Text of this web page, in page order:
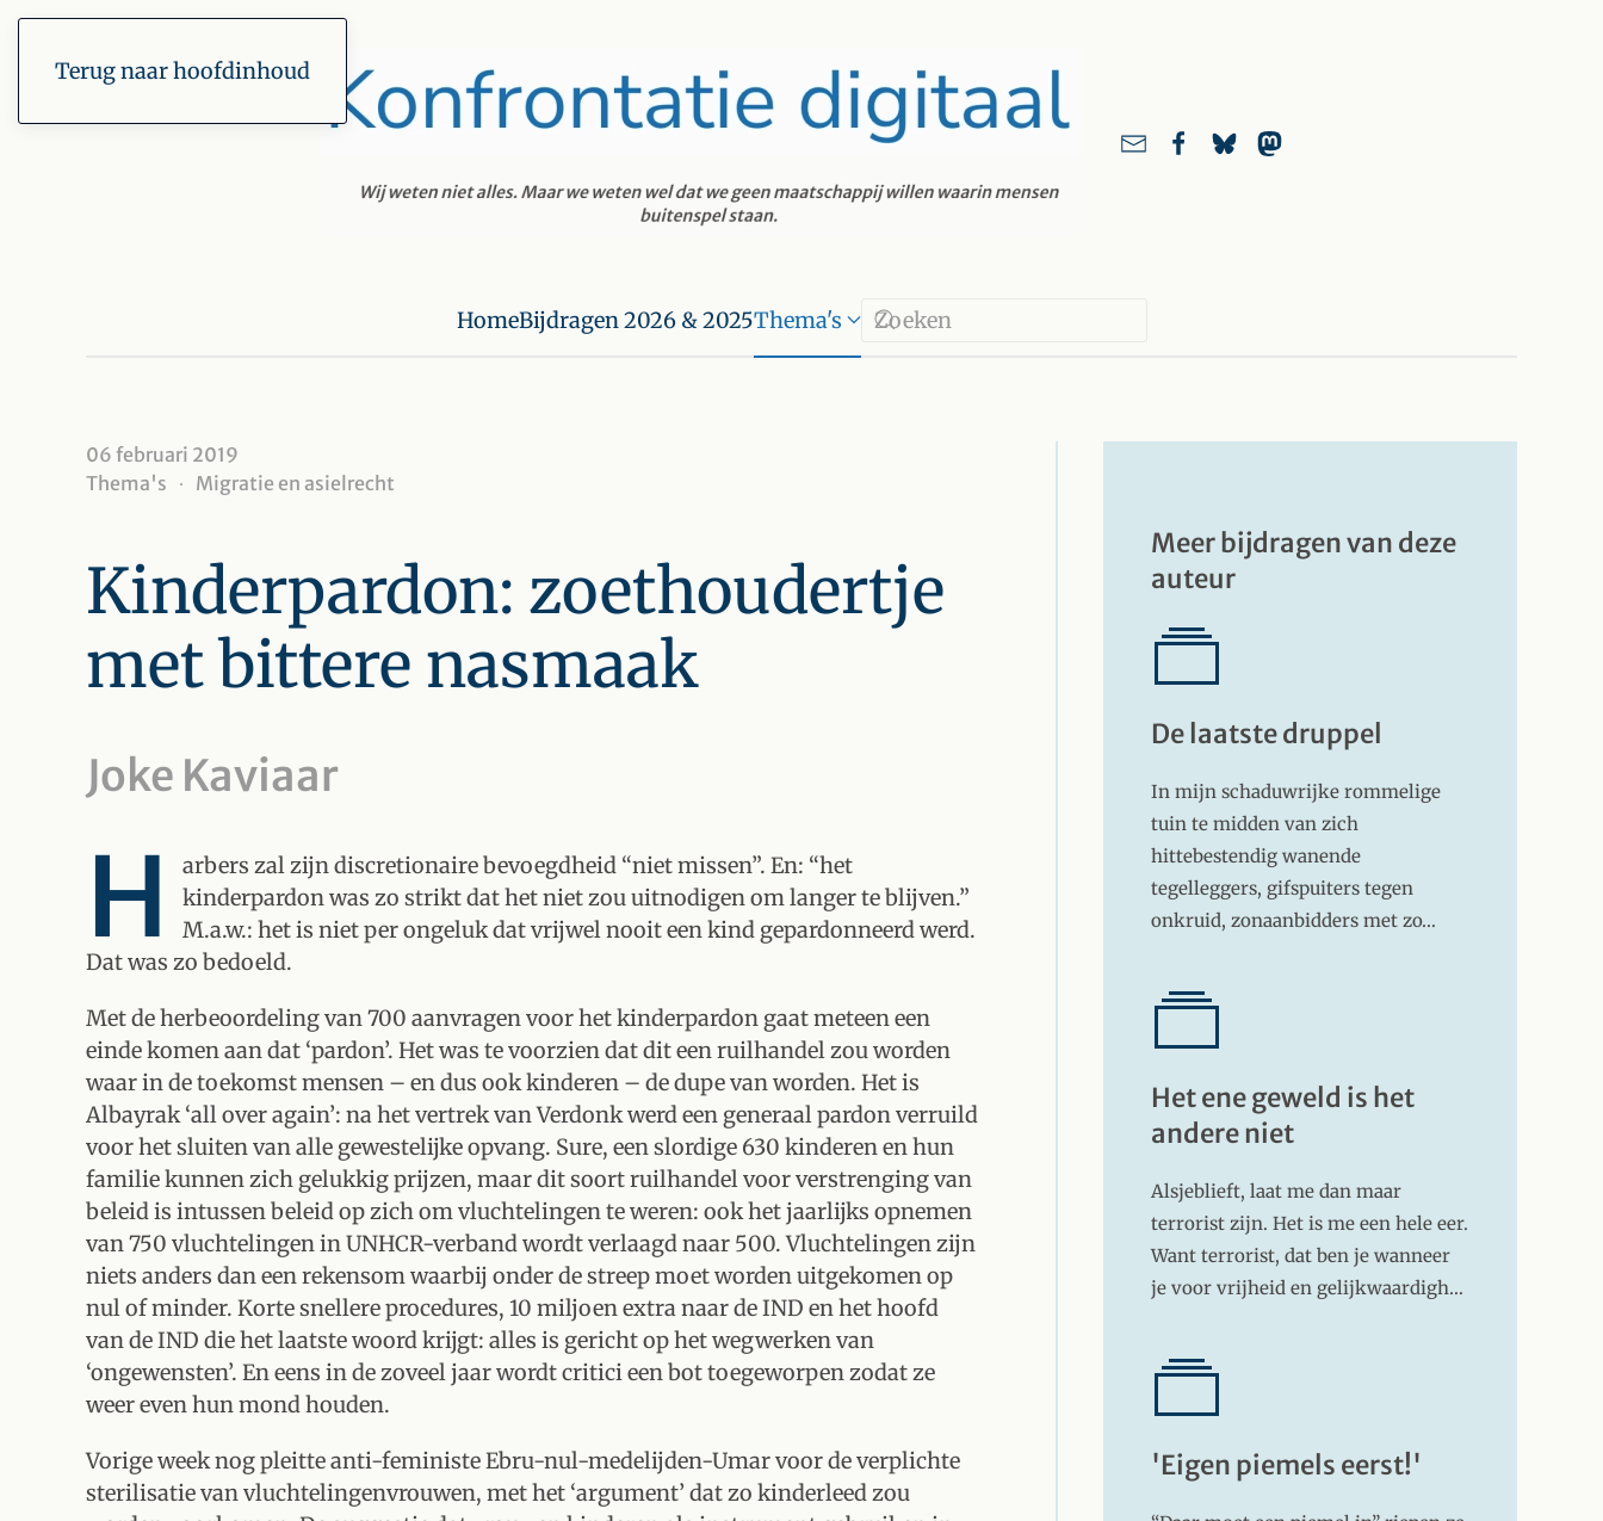
Terug naar hoofdinhoud
HomeBijdragen 2026 & 2025Thema's
06 februari 2019
Thema's
Migratie en asielrecht
Kinderpardon: zoethoudertje
met bittere nasmaak
Joke Kaviaar
H
arbers zal zijn discretionaire bevoegdheid “niet missen”. En: “het
kinderpardon was zo strikt dat het niet zou uitnodigen om langer te blijven.”
M.a.w.: het is niet per ongeluk dat vrijwel nooit een kind gepardonneerd werd.
Dat was zo bedoeld.
Met de herbeoordeling van 700 aanvragen voor het kinderpardon gaat meteen een
einde komen aan dat ‘pardon’. Het was te voorzien dat dit een ruilhandel zou worden
waar in de toekomst mensen – en dus ook kinderen – de dupe van worden. Het is
Albayrak ‘all over again’: na het vertrek van Verdonk werd een generaal pardon verruild
voor het sluiten van alle gewestelijke opvang. Sure, een slordige 630 kinderen en hun
familie kunnen zich gelukkig prijzen, maar dit soort ruilhandel voor verstrenging van
beleid is intussen beleid op zich om vluchtelingen te weren: ook het jaarlijks opnemen
van 750 vluchtelingen in UNHCR-verband wordt verlaagd naar 500. Vluchtelingen zijn
niets anders dan een rekensom waarbij onder de streep moet worden uitgekomen op
nul of minder. Korte snellere procedures, 10 miljoen extra naar de IND en het hoofd
van de IND die het laatste woord krijgt: alles is gericht op het wegwerken van
‘ongewensten’. En eens in de zoveel jaar wordt critici een bot toegeworpen zodat ze
weer even hun mond houden.
Vorige week nog pleitte anti-feministe Ebru-nul-medelijden-Umar voor de verplichte
sterilisatie van vluchtelingenvrouwen, met het ‘argument’ dat zo kinderleed zou
Meer bijdragen van deze
auteur
De laatste druppel
In mijn schaduwrijke rommelige
tuin te midden van zich
hittebestendig wanende
tegelleggers, gifspuiters tegen
onkruid, zonaanbidders met zo…
Het ene geweld is het
andere niet
Alsjeblieft, laat me dan maar
terrorist zijn. Het is me een hele eer.
Want terrorist, dat ben je wanneer
je voor vrijheid en gelijkwaardigh…
'Eigen piemels eerst!'